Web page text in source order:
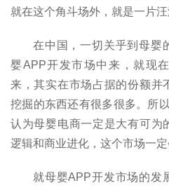
就在这个角斗场外，就是一片汪
在中国，一切关乎到母婴
婴APP开发市场中来，就现
来，其实在市场占据的份额并
挖掘的东西还有很多很多。所
认为母婴电商一定是大有可为
逻辑和商业进化，这个市场一定
就母婴APP开发市场的发